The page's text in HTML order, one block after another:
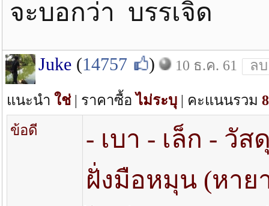
จะบอกว่า บรรเจิด
Juke (14757 ) 10 ธ.ค. 61 ลบ
แนะนำ ใช่| ราคาซื้อไม่ระบุ | คะแนนรวม 8
ข้อดี
- เบา - เล็ก - วั
ฝั่งมือหมุน (หาย